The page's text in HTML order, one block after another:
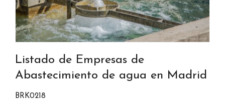
Listado de Empresas de
Abastecimiento de agua en Madrid
BRK0218